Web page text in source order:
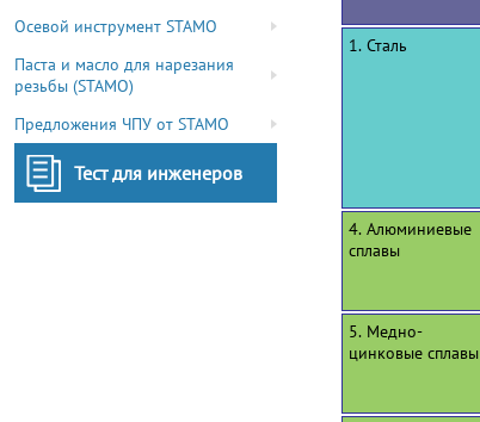
Осевой инструмент STAMO
Паста и масло для нарезания
резьбы (STAMO)
Предложения ЧПУ от STAMO
Тест для инженеров
1. Сталь
4. Алюминиевые
сплавы
5. Медно-
цинковые сплавы